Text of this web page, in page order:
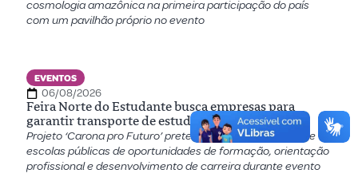
cosmologia amazônica na primeira participação do país
com um pavilhão próprio no evento
EVENTOS
06/08/2026
Feira Norte do Estudante busca empresas para
garantir transporte de estudantes ao evento
Projeto ‘Carona pro Futuro’ pretende aproximar jovens de
escolas públicas de oportunidades de formação, orientação
profissional e desenvolvimento de carreira durante evento